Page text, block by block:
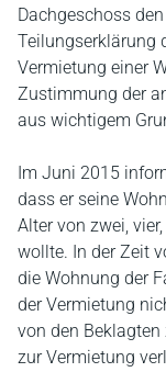
Dachgeschoss
Teilungserklärung
Vermietung einer
Zustimmung der
aus wichtigem
Im Juni 2015
dass er seine
Alter von zwei,
wollte. In der Zeit
die Wohnung der
der Vermietung
von den
zur Vermietung